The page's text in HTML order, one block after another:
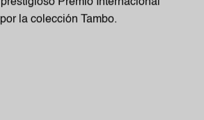
Premio Internacional
la colección Tambo.